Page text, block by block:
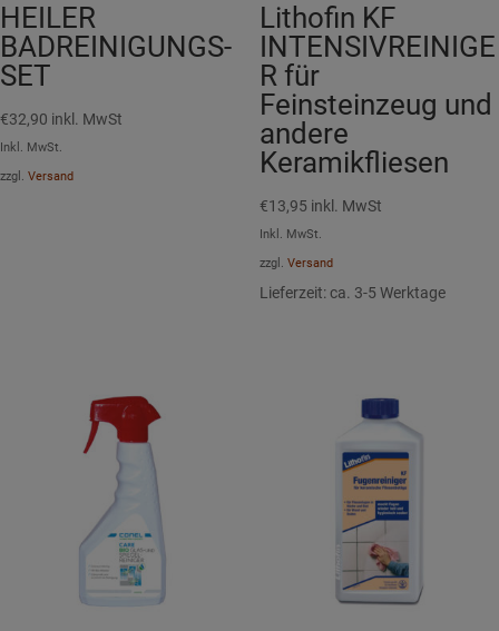
HEILER
BADREINIGUNGS-
SET
€32,90 inkl. MwSt
Inkl. MwSt.
zzgl. Versand
Lithofin KF
INTENSIVREINIGE
R für
Feinsteinzeug und
andere
Keramikfliesen
€13,95 inkl. MwSt
Inkl. MwSt.
zzgl. Versand
Lieferzeit: ca. 3-5 Werktage